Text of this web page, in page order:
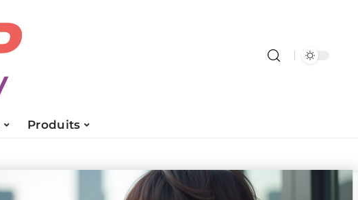
Produits